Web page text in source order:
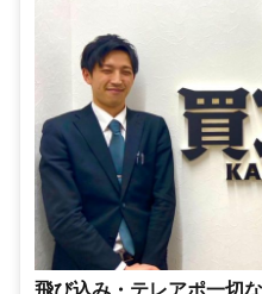
飛び込み・テレアポ一切